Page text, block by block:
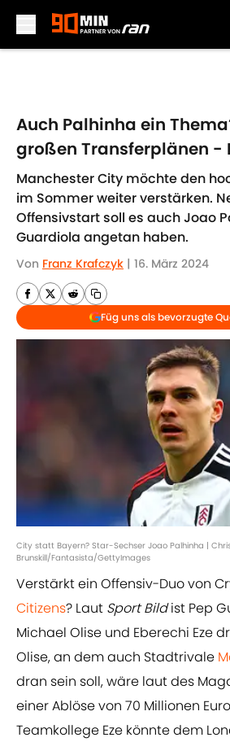
Auch Palhinha ein
großen Transferplänen -
Manchester City möchte den
im Sommer weiter verstärken.
Offensivstart soll es auch Joao
Guardiola angetan haben.
Von Franz Krafczyk | 16. März 2024
Füg uns als bevorzugte
City statt Bayern? Star-Sechser Joao Palhinha |
Brunskill/Fantasista/GettyImages
Verstärkt ein Offensiv-Duo von
Citizens? Laut Sport Bildist Pep
Michael Olise und Eberechi Eze
Olise, an dem auch Stadtrivale
dran sein soll, wäre laut des
einer Ablöse von 70 Millionen
Teamkollege Eze könnte dem